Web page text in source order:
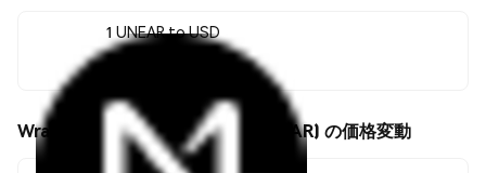
1 UNEAR to USD
Wrapped NEAR (Universal) (UNEAR) の価格変動